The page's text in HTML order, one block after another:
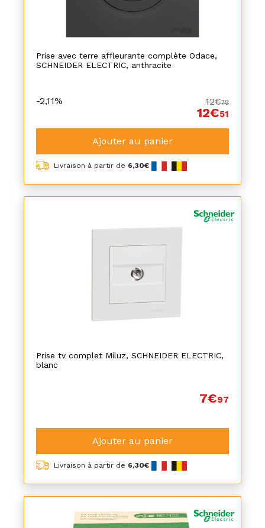
Prise avec terre affleurante complète Odace,
SCHNEIDER ELECTRIC, anthracite
-2,11% 12€78
12€51
Ajouter au panier
Livraison à partir de 6,30€
Prise tv complet Miluz, SCHNEIDER ELECTRIC,
blanc
7€97
Ajouter au panier
Livraison à partir de 6,30€